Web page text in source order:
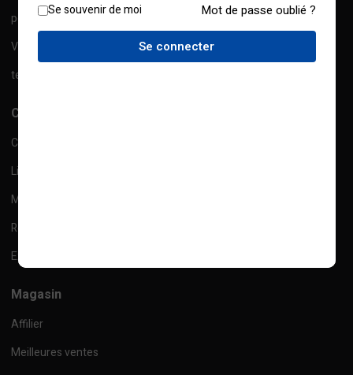
politique de confidentialité
Ventes
termes et conditions
Compte
Checkout
Liste de souhaits
Mes commandes
Retour
Expédition
Magasin
Affilier
Meilleures ventes
Se souvenir de moi Mot de passe oublié ?
Se connecter